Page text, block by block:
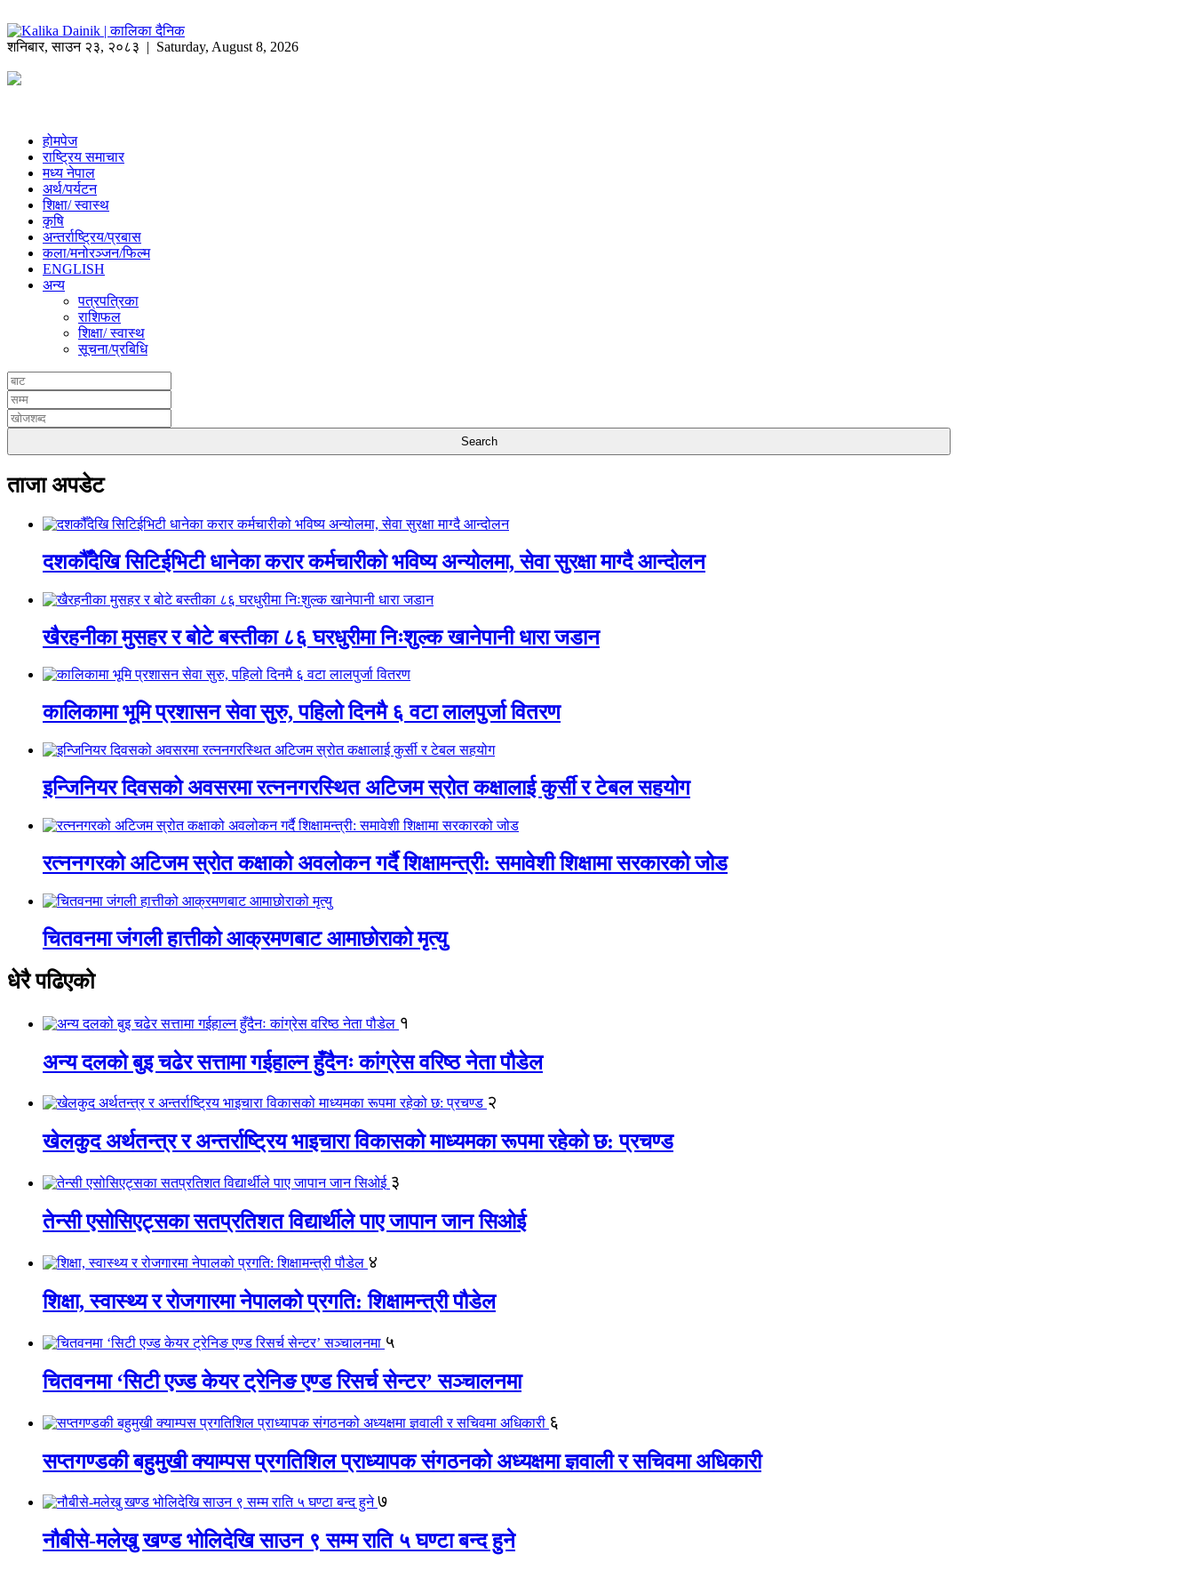
शनिबार,साउन २३, २०८३ | Saturday, August 8, 2026
होमपेज
राष्ट्रिय समाचार
मध्य नेपाल
अर्थ/पर्यटन
शिक्षा/ स्वास्थ
कृषि
अन्तर्राष्ट्रिय/प्रबास
कला/मनोरञ्जन/फिल्म
ENGLISH
अन्य
पत्रपत्रिका
राशिफल
शिक्षा/ स्वास्थ
सूचना/प्रबिधि
ताजा अपडेट
दशकौँदेखि सिटिईभिटी धानेका करार कर्मचारीको भविष्य अन्योलमा, सेवा सुरक्षा माग्दै आन्दोलन
खैरहनीका मुसहर र बोटे बस्तीका ८६ घरधुरीमा निःशुल्क खानेपानी धारा जडान
कालिकामा भूमि प्रशासन सेवा सुरु, पहिलो दिनमै ६ वटा लालपुर्जा वितरण
इन्जिनियर दिवसको अवसरमा रत्ननगरस्थित अटिजम स्रोत कक्षालाई कुर्सी र टेबल सहयोग
रत्ननगरको अटिजम स्रोत कक्षाको अवलोकन गर्दै शिक्षामन्त्री: समावेशी शिक्षामा सरकारको जोड
चितवनमा जंगली हात्तीको आक्रमणबाट आमाछोराको मृत्यु
धेरै पढिएको
१
अन्य दलको बुइ चढेर सत्तामा गईहाल्न हुँदैनः कांग्रेस वरिष्ठ नेता पौडेल
२
खेलकुद अर्थतन्त्र र अन्तर्राष्ट्रिय भाइचारा विकासको माध्यमका रूपमा रहेको छ: प्रचण्ड
३
तेन्सी एसोसिएट्सका सतप्रतिशत विद्यार्थीले पाए जापान जान सिओई
४
शिक्षा, स्वास्थ्य र रोजगारमा नेपालको प्रगति: शिक्षामन्त्री पौडेल
५
चितवनमा ‘सिटी एज्ड केयर ट्रेनिङ एण्ड रिसर्च सेन्टर’ सञ्चालनमा
६
सप्तगण्डकी बहुमुखी क्याम्पस प्रगतिशिल प्राध्यापक संगठनको अध्यक्षमा ज्ञवाली र सचिवमा अधिकारी
७
नौबीसे-मलेखु खण्ड भोलिदेखि साउन ९ सम्म राति ५ घण्टा बन्द हुने